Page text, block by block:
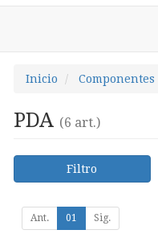
Inicio Componentes
PDA (6 art.)
Filtro
Ant. 01 Sig.